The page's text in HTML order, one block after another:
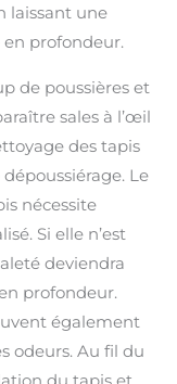
laissant une
profondeur.
de poussières et
sales à l’œil
des tapis
Le
nécessite
Si elle n’est
deviendra
profondeur.
également
odeurs. Au fil du